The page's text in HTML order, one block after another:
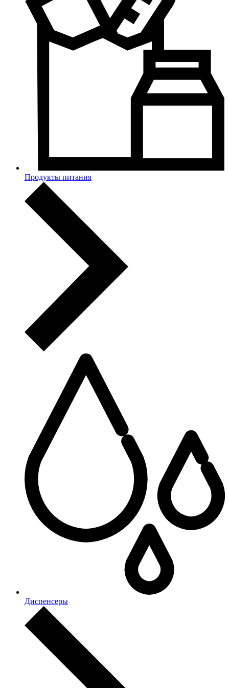
Продукты питания
Диспенсеры